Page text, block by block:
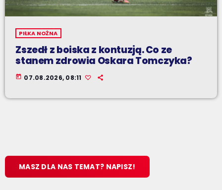
PIŁKA NOŻNA
Zszedł z boiska z kontuzją. Co ze
stanem zdrowia Oskara Tomczyka?
today 07.08.2026, 08:11
MASZ DLA NAS TEMAT? NAPISZ!